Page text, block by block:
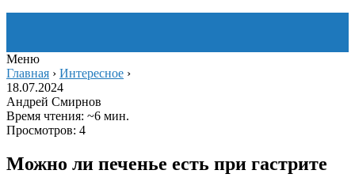
Меню
Главная › Интересное ›
18.07.2024
Андрей Смирнов
Время чтения: ~6 мин.
Просмотров: 4
Можно ли печенье есть при гастрите